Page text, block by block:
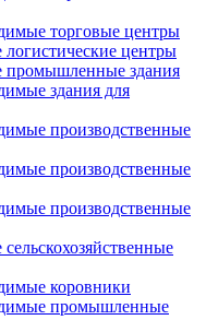
торговые центры
центры
промышленные здания
здания для
производственные
производственные
производственные
коровники
промышленные